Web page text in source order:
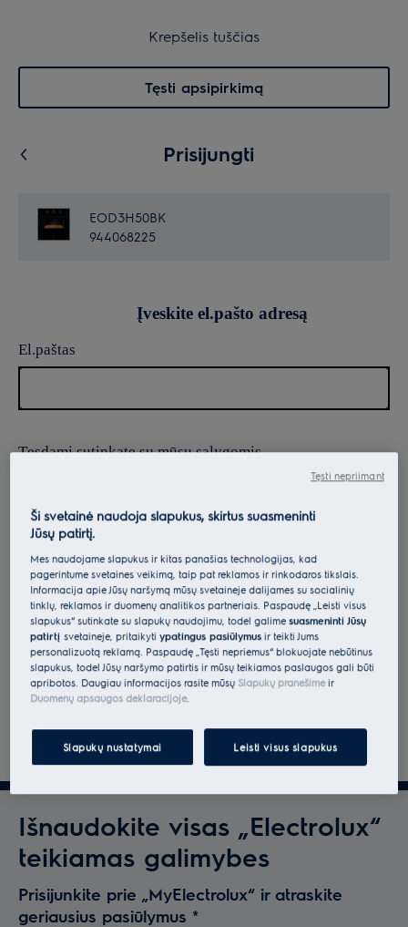
Menu 0
Krepšelis tuščias
Tęsti apsipirkimą
Prisijungti
EOD3H50BK
944068225
Įveskite el.pašto adresą
El.paštas
Tęsdami sutinkate su mūsų sąlygomis.
asmens duomenis, peržiūrėkite mūsų duomenų apsaugos
deklaraciją.
Išnaudokite visas „Electrolux“
teikiamas galimybes
Prisijunkite prie „MyElectrolux“ ir atraskite
geriausius pasiūlymus *
Ši svetainė naudoja slapukus, skirtus suasmeninti
Jūsų patirtį.
Mes naudojame slapukus ir kitas panašias technologijas, kad
pagerintume svetainės veikimą, taip pat reklamos ir rinkodaros tikslais.
Informacija apie Jūsų naršymą mūsų svetainėje dalijamės su socialinių
tinklų, reklamos ir duomenų analitikos partneriais. Paspaudę „Leisti visus
slapukus“ sutinkate su slapukų naudojimu, todėl galimesuasmeninti Jūsų
patirtįsvetainėje, pritaikytiypatingus pasiūlymus ir teikti Jums
personalizuotą reklamą. Paspaudę „Tęsti nepriėmus“ blokuojate nebūtinus
slapukus, todėl Jūsų naršymo patirtis ir mūsų teikiamos paslaugos gali būti
apribotos. Daugiau informacijos rasite mūsų Slapukų pranešimeir
Duomenų apsaugos deklaracijoje.
Slapukų nustatymai Leisti visus slapukus
Tęsti nepriimant